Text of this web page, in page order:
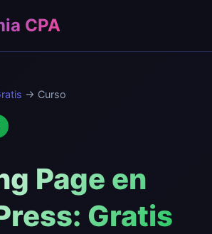
CPA
→ Curso
Page en
Gratis